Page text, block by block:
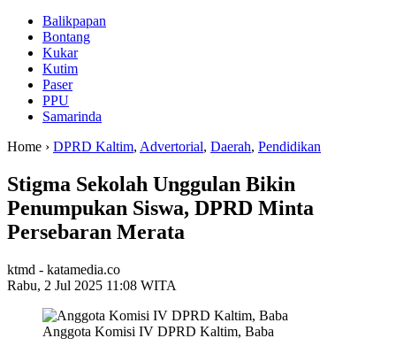
Balikpapan
Bontang
Kukar
Kutim
Paser
PPU
Samarinda
Home › DPRD Kaltim, Advertorial, Daerah, Pendidikan
Stigma Sekolah Unggulan Bikin
Penumpukan Siswa, DPRD Minta
Persebaran Merata
ktmd - katamedia.co
Rabu, 2 Jul 2025 11:08 WITA
Anggota Komisi IV DPRD Kaltim, Baba